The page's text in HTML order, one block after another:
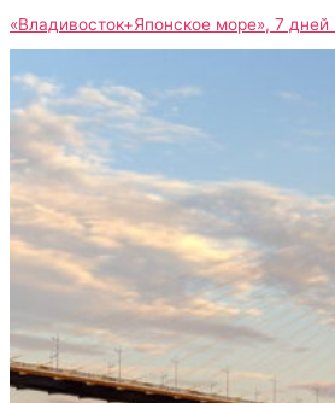
«Владивосток+Японское море», 7 дней